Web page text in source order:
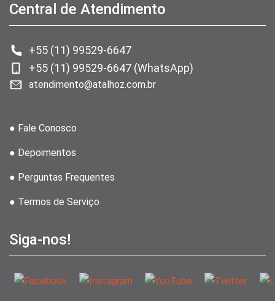
Central de Atendimento
+55 (11) 99529-6647
+55 (11) 99529-6647 (WhatsApp)
atendimento@atalhoz.com.br
● Fale Conosco
● Depoimentos
● Perguntas Frequentes
● Termos de Serviço
Siga-nos!